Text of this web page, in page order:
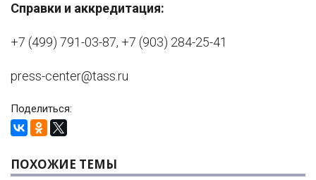
Справки и аккредитация:
+7 (499) 791-03-87, +7 (903) 284-25-41
press-center@tass.ru
Поделиться:
ПОХОЖИЕ ТЕМЫ